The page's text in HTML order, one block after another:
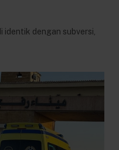
identik dengan subversi,